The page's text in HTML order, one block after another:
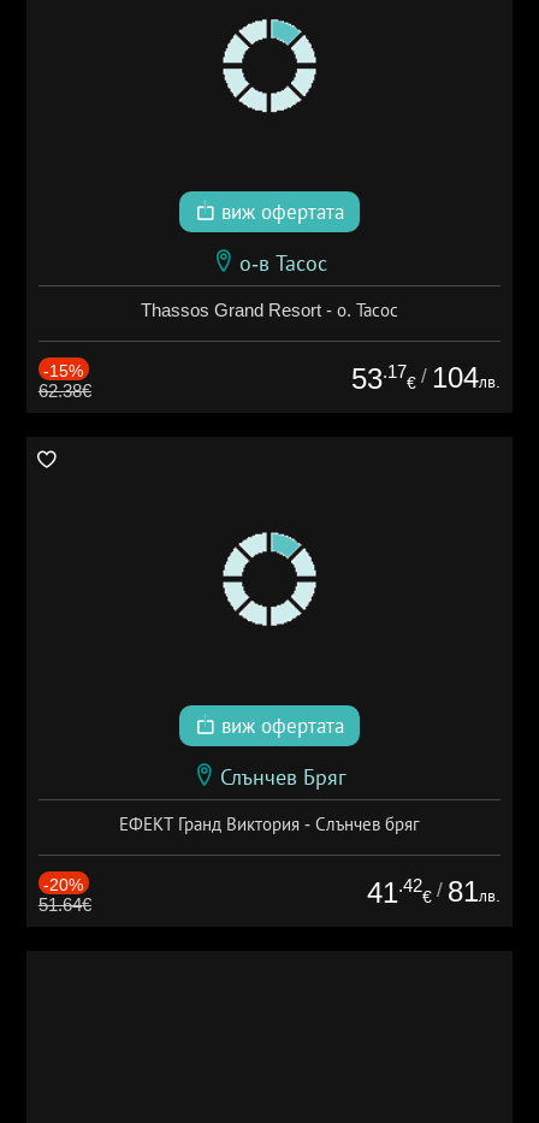
виж офертата
о-в Тасос
Thassos Grand Resort - о. Тасос
-15%
62.38€ 53.17
€ / 104лв.
виж офертата
Слънчев Бряг
ЕФЕКТ Гранд Виктория - Слънчев бряг
-20%
51.64€ 41.42
€ / 81лв.